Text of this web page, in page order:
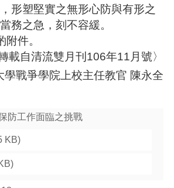
形塑堅實之無形心防與有形之
務之急，刻不容緩。
件。
轉載自清流雙月刊 106年11月號〉
學戰爭學院上校主任教官 陳永全
防工作面臨之挑戰
KB)